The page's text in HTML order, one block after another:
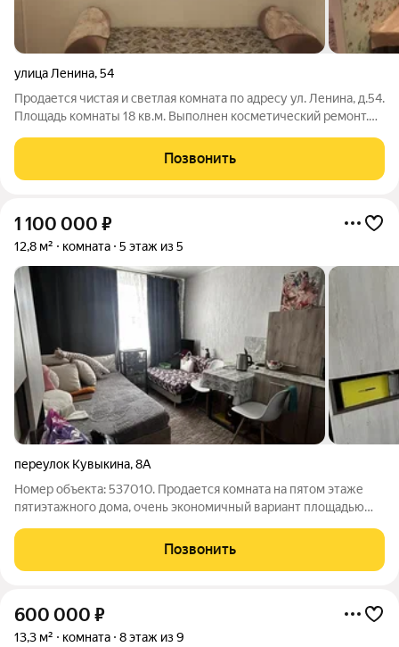
улица Ленина,54
Продается чистая и светлая комната по адресу ул. Ленина, д.54.
Площадь комнаты 18 кв.м. Выполнен косметический ремонт.
пластиковое окно, входная дверь железная. Развитая
инфраструктура,
Позвонить
1 100 000 ₽
12,8 м² комната 5 этаж из 5
переулок Кувыкина,8А
Номер объекта: 537010. Продается комната на пятом этаже
пятиэтажного дома, очень экономичный вариант площадью
Это отличная возможность приобрести собственную
недвижимость в Нефтекамске без
Позвонить
600 000 ₽
13,3 м² комната 8 этаж из 9